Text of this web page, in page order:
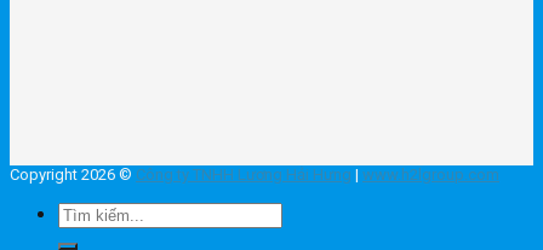
Copyright 2026 © Công ty TNHH Lương Hải Hưng | www.h2lgroup.com
Tìm
kiếm: